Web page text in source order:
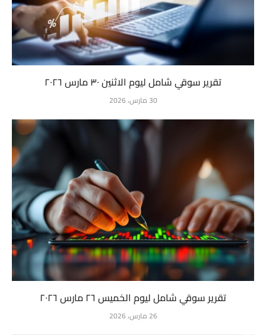
تقرير سوقي شامل ليوم الاثنين ٣٠ مارس ٢٠٢٦
30 مارس، 2026
تقرير سوقي شامل ليوم الخميس ٢٦ مارس ٢٠٢٦
26 مارس، 2026